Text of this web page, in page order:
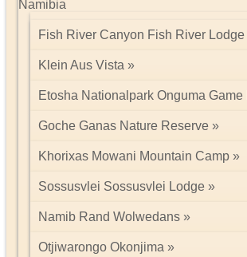
Namibia
Fish River Canyon Fish River Lodge
Klein Aus Vista
Etosha Nationalpark Onguma Game
Goche Ganas Nature Reserve
Khorixas Mowani Mountain Camp
Sossusvlei Sossusvlei Lodge
Namib Rand Wolwedans
Otjiwarongo Okonjima